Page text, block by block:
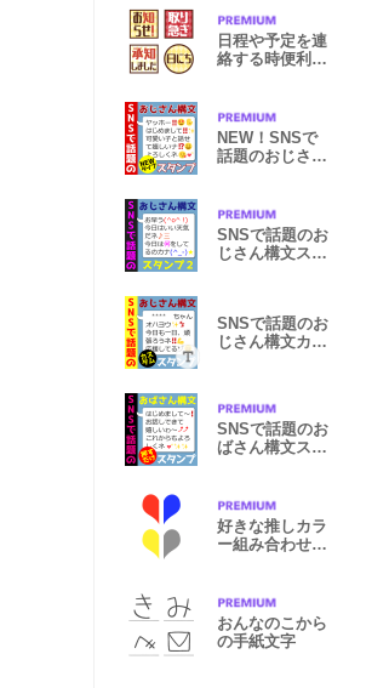
日程や予定を連
絡する時便利な
NEW！SNSで
話題のおじさん
SNSで話題のお
じさん構文スタ
SNSで話題のお
じさん構文カス
SNSで話題のお
ばさん構文スタ
好きな推しカラ
ー組み合わせハ
おんなのこから
の手紙文字